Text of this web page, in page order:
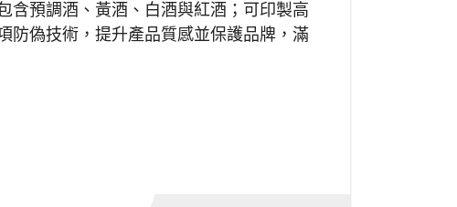
含預調酒、黃酒、白酒與紅酒；可印製高
防偽技術，提升產品質感並保護品牌，滿